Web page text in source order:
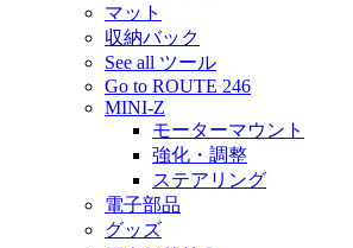
マット
収納バック
See all ツール
Go to ROUTE 246
MINI-Z
モーターマウント
強化・調整
ステアリング
電子部品
グッズ